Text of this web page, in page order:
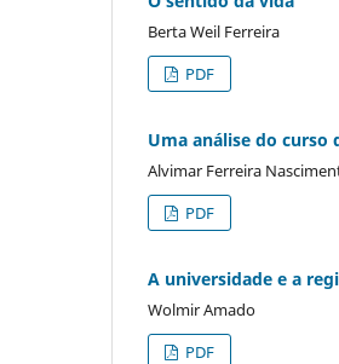
Berta Weil Ferreira
PDF
Uma análise do curso
Alvimar Ferreira
PDF
A universidade e a
Wolmir Amado
PDF